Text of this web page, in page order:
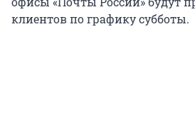
клиентов по графику субботы.